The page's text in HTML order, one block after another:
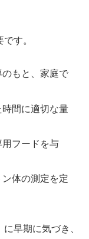
す。
のもと、家庭で
時間に適切な量
用フードを与
ン体の測定を定
早期に気づき、